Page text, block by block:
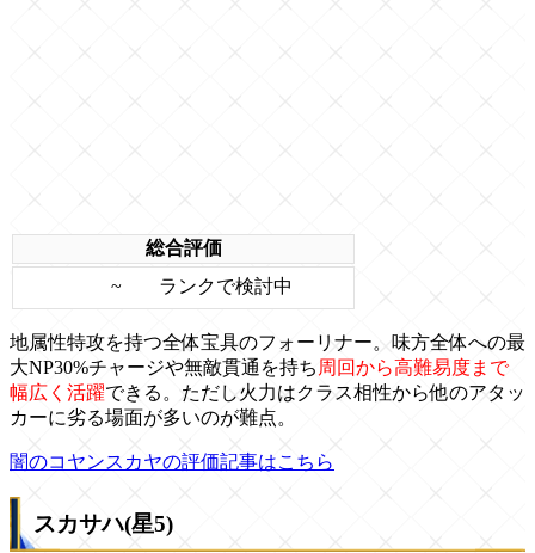
総合評価
~
ランクで検討中
地属性特攻を持つ全体宝具のフォーリナー。味方全体への最
大NP30%チャージや無敵貫通を持ち 周回から高難易度まで
幅広く活躍できる。ただし火力はクラス相性から他のアタッ
カーに劣る場面が多いのが難点。
闇のコヤンスカヤの評価記事はこちら
スカサハ(星5)